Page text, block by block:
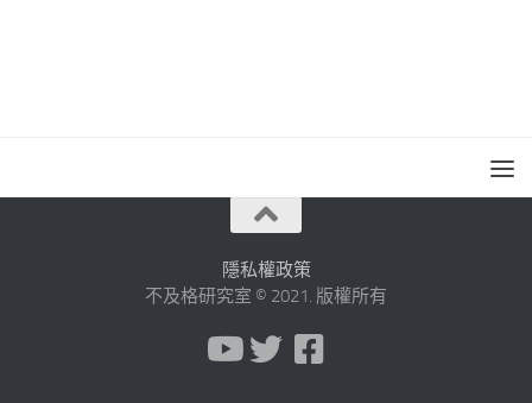
隱私權政策
不及格研究室 © 2021. 版權所有